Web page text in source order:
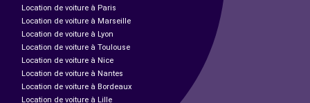
Location de voiture à Paris
Location de voiture à Marseille
Location de voiture à Lyon
Location de voiture à Toulouse
Location de voiture à Nice
Location de voiture à Nantes
Location de voiture à Bordeaux
Location de voiture à Lille